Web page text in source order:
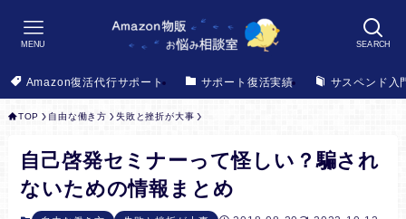
SEARCH
MENU
Amazon復活代行サポート サポート復活実績 サスペンド入
TOP 自由な働き方 失敗と挫折が大事
自己啓発セミナーって怪しい？騙され
ないための情報まとめ